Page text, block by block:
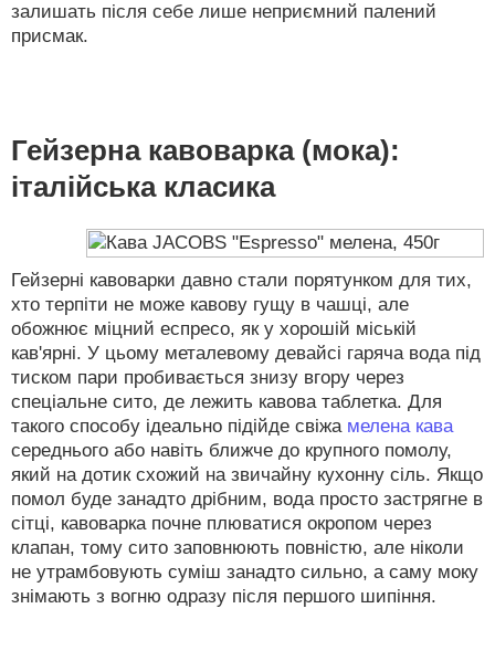
залишать після себе лише неприємний палений
присмак.
Гейзерна кавоварка (мока):
італійська класика
Гейзерні кавоварки давно стали порятунком для тих,
хто терпіти не може кавову гущу в чашці, але
обожнює міцний еспресо, як у хорошій міській
кав'ярні. У цьому металевому девайсі гаряча вода під
тиском пари пробивається знизу вгору через
спеціальне сито, де лежить кавова таблетка. Для
такого способу ідеально підійде свіжа мелена кава
середнього або навіть ближче до крупного помолу,
який на дотик схожий на звичайну кухонну сіль. Якщо
помол буде занадто дрібним, вода просто застрягне в
сітці, кавоварка почне плюватися окропом через
клапан, тому сито заповнюють повністю, але ніколи
не утрамбовують суміш занадто сильно, а саму моку
знімають з вогню одразу після першого шипіння.